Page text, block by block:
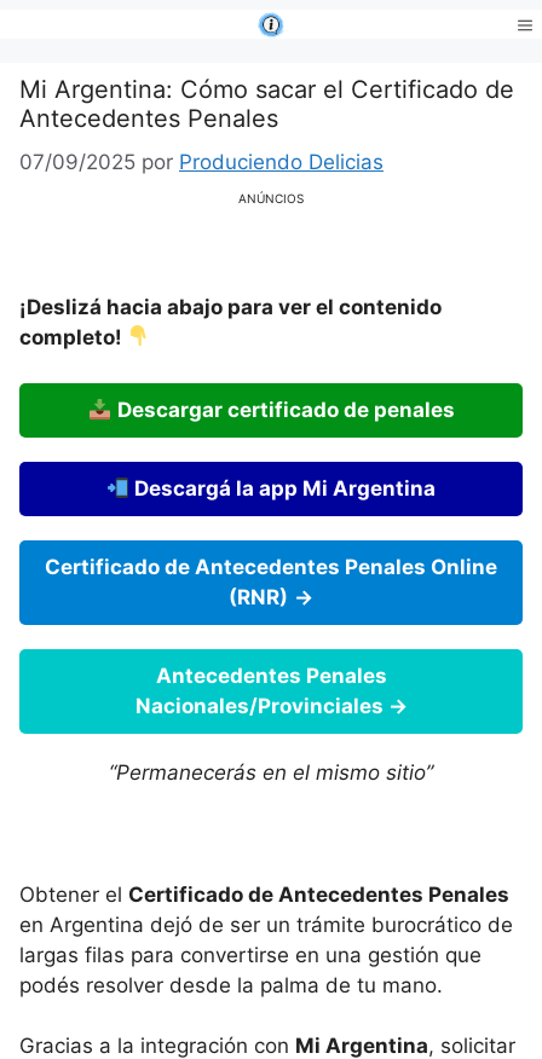
contenido
Mi Argentina: Cómo sacar el Certificado de
Antecedentes Penales
07/09/2025 por Produciendo Delicias
ANÚNCIOS
¡Deslizá hacia abajo para ver el contenido
completo!
Descargar certificado de penales
Descargá la app Mi Argentina
Certificado de Antecedentes Penales Online
(RNR) →
Antecedentes Penales
Nacionales/Provinciales →
“Permanecerás en el mismo sitio”
Obtener el Certificado de Antecedentes Penales
en Argentina dejó de ser un trámite burocrático de
largas filas para convertirse en una gestión que
podés resolver desde la palma de tu mano.
Gracias a la integración con Mi Argentina, solicitar